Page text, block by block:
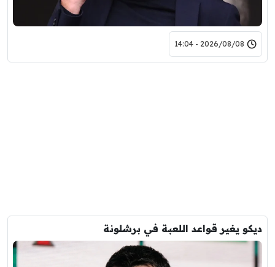
2026/08/08 - 14:04
ديكو يغير قواعد اللعبة في برشلونة